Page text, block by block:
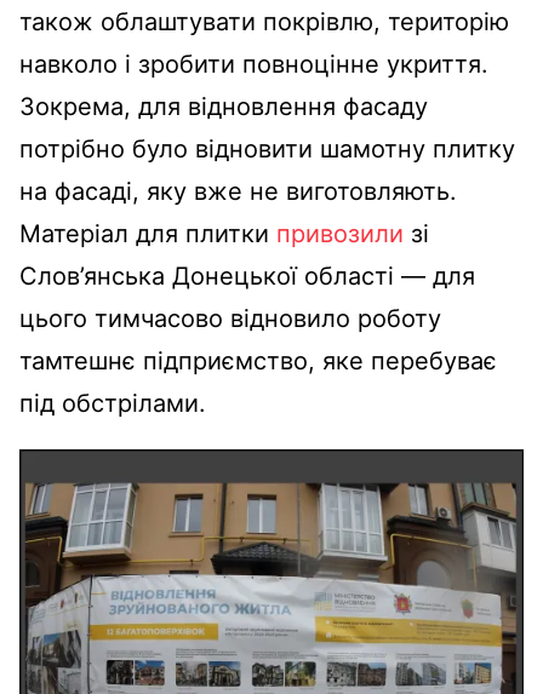
також облаштувати покрівлю, територію
навколо і зробити повноцінне укриття.
Зокрема, для відновлення фасаду
потрібно було відновити шамотну плитку
на фасаді, яку вже не виготовляють.
Матеріал для плитки привозили зі
Слов’янська Донецької області — для
цього тимчасово відновило роботу
тамтешнє підприємство, яке перебуває
під обстрілами.